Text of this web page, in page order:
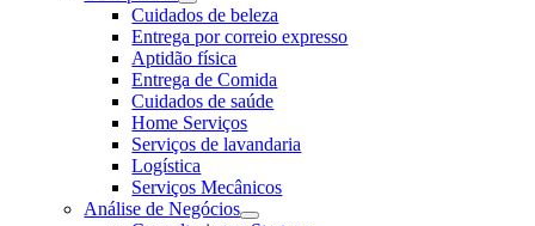
Cuidados de beleza
Entrega por correio expresso
Aptidão física
Entrega de Comida
Cuidados de saúde
Home Serviços
Serviços de lavandaria
Logística
Serviços Mecânicos
Análise de Negócios